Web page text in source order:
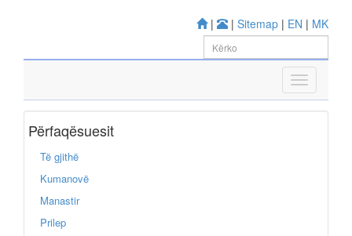
| | Sitemap | EN | MK
Përfaqësuesit
Të gjithë
Kumanovë
Manastir
Prilep